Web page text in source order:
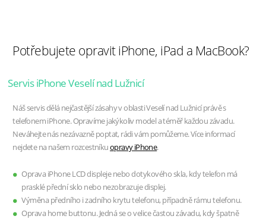
Potřebujete opravit iPhone, iPad a MacBook?
Servis iPhone Veselí nad Lužnicí
Náš servis dělá nejčastější zásahy v oblasti Veselí nad Lužnicí právě s
telefonem iPhone. Opravíme jakýkoliv model a téměř každou závadu.
Neváhejte nás nezávazně poptat, rádi vám pomůžeme. Více informací
nejdete na našem rozcestníkuopravy iPhone.
Oprava iPhone LCD displeje nebo dotykového skla, kdy telefon má
prasklé přední sklo nebo nezobrazuje displej.
Výměna předního i zadního krytu telefonu, případně rámu telefonu.
Oprava home buttonu. Jedná se o velice častou závadu, kdy špatně